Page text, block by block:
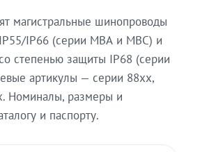
магистральные шинопроводы
IP66 (серии МВА и МВС) и
степенью защиты IP68 (серии
артикулы — серии 88xx,
Номиналы, размеры и
и паспорту.